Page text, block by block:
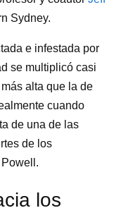
Sydney.
e infestada por
se multiplicó casi
alta que la de
cuando
de una de las
de los
los